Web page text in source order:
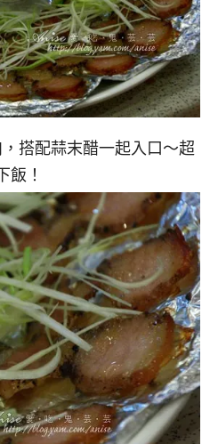
搭配蒜末醋一起入口～超
飯！